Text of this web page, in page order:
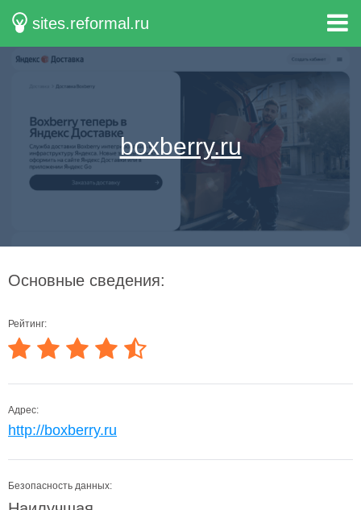
sites.reformal.ru
boxberry.ru
Основные сведения:
Рейтинг:
Адрес:
http://boxberry.ru
Безопасность данных: